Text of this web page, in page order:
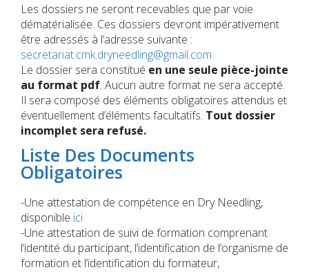
Les dossiers ne seront recevables que par voie
dématérialisée. Ces dossiers devront impérativement
être adressés à l’adresse suivante :
secretariat.cmk.dryneedling@gmail.com
Le dossier sera constitué en une seule pièce-jointe
au format pdf. Aucun autre format ne sera accepté.
Il sera composé des éléments obligatoires attendus et
éventuellement d’éléments facultatifs. Tout dossier
incomplet sera refusé.
Liste Des Documents
Obligatoires
-Une attestation de compétence en Dry Needling,
disponible ici
-Une attestation de suivi de formation comprenant
l’identité du participant, l’identification de l’organisme de
formation et l’identification du formateur,